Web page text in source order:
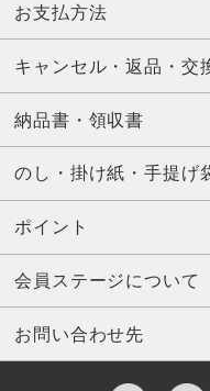
お支払方法
キャンセル・返品・交
納品書・領収書
のし・掛け紙・手提げ
ポイント
会員ステージについて
お問い合わせ先